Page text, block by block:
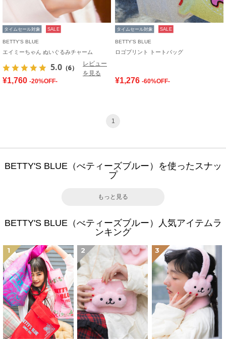
タイムセール対象 SALE
BETTY'S BLUE
エイミーちゃん ぬいぐるみチャーム
5.0 （6）
レビュー
を見る
¥1,760 -20%OFF-
タイムセール対象 SALE
BETTY'S BLUE
ロゴプリント トートバッグ
¥1,276 -60%OFF-
1
BETTY'S BLUE（べティーズブルー）を使ったスナッ
プ
もっと見る
BETTY'S BLUE（べティーズブルー）人気アイテムラ
ンキング
1 2 3